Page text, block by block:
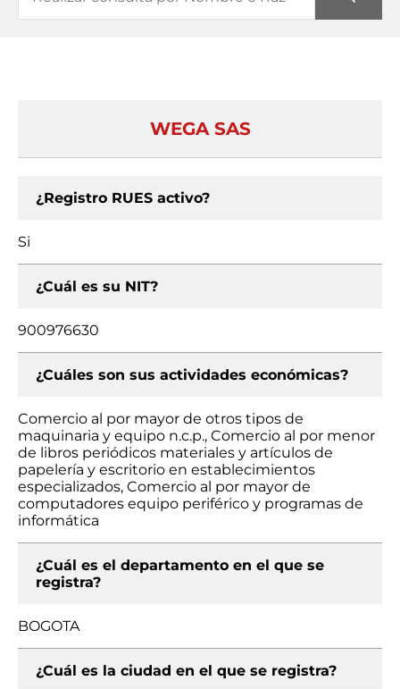
WEGA SAS
¿Registro RUES activo?
Si
¿Cuál es su NIT?
900976630
¿Cuáles son sus actividades económicas?
Comercio al por mayor de otros tipos de
maquinaria y equipo n.c.p., Comercio al por menor
de libros periódicos materiales y artículos de
papelería y escritorio en establecimientos
especializados, Comercio al por mayor de
computadores equipo periférico y programas de
informática
¿Cuál es el departamento en el que se
registra?
BOGOTA
¿Cuál es la ciudad en el que se registra?